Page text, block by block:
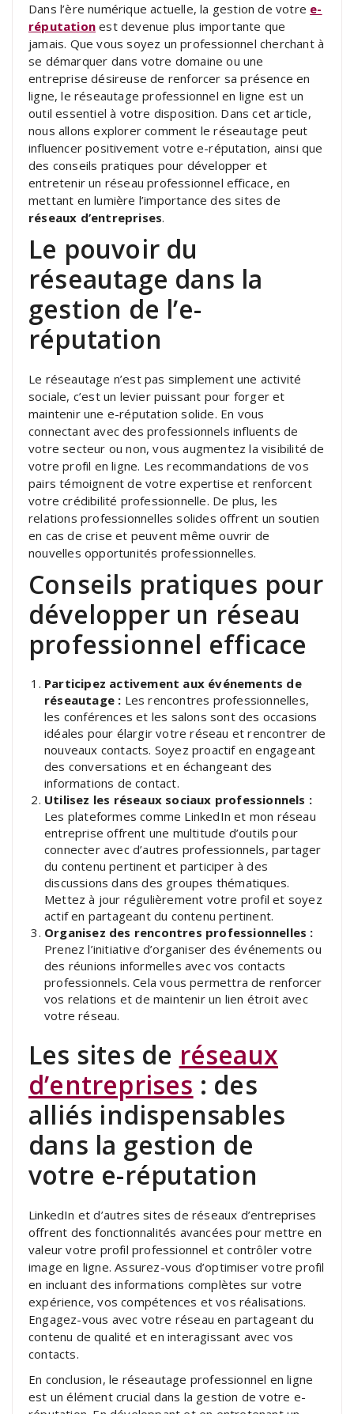
Dans l’ère numérique actuelle, la gestion de votre e-
réputation est devenue plus importante que
jamais. Que vous soyez un professionnel cherchant à
se démarquer dans votre domaine ou une
entreprise désireuse de renforcer sa présence en
ligne, le réseautage professionnel en ligne est un
outil essentiel à votre disposition. Dans cet article,
nous allons explorer comment le réseautage peut
influencer positivement votre e-réputation, ainsi que
des conseils pratiques pour développer et
entretenir un réseau professionnel efficace, en
mettant en lumière l’importance des sites de
réseaux d’entreprises.
Le pouvoir du
réseautage dans la
gestion de l’e-
réputation
Le réseautage n’est pas simplement une activité
sociale, c’est un levier puissant pour forger et
maintenir une e-réputation solide. En vous
connectant avec des professionnels influents de
votre secteur ou non, vous augmentez la visibilité de
votre profil en ligne. Les recommandations de vos
pairs témoignent de votre expertise et renforcent
votre crédibilité professionnelle. De plus, les
relations professionnelles solides offrent un soutien
en cas de crise et peuvent même ouvrir de
nouvelles opportunités professionnelles.
Conseils pratiques pour
développer un réseau
professionnel efficace
Participez activement aux événements de
réseautage : Les rencontres professionnelles,
les conférences et les salons sont des occasions
idéales pour élargir votre réseau et rencontrer de
nouveaux contacts. Soyez proactif en engageant
des conversations et en échangeant des
informations de contact.
Utilisez les réseaux sociaux professionnels :
Les plateformes comme LinkedIn et mon réseau
entreprise offrent une multitude d’outils pour
connecter avec d’autres professionnels, partager
du contenu pertinent et participer à des
discussions dans des groupes thématiques.
Mettez à jour régulièrement votre profil et soyez
actif en partageant du contenu pertinent.
Organisez des rencontres professionnelles :
Prenez l’initiative d’organiser des événements ou
des réunions informelles avec vos contacts
professionnels. Cela vous permettra de renforcer
vos relations et de maintenir un lien étroit avec
votre réseau.
Les sites de réseaux
d’entreprises : des
alliés indispensables
dans la gestion de
votre e-réputation
LinkedIn et d’autres sites de réseaux d’entreprises
offrent des fonctionnalités avancées pour mettre en
valeur votre profil professionnel et contrôler votre
image en ligne. Assurez-vous d’optimiser votre profil
en incluant des informations complètes sur votre
expérience, vos compétences et vos réalisations.
Engagez-vous avec votre réseau en partageant du
contenu de qualité et en interagissant avec vos
contacts.
En conclusion, le réseautage professionnel en ligne
est un élément crucial dans la gestion de votre e-